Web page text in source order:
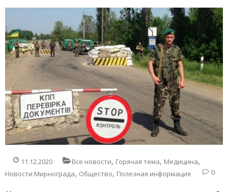
11.12.2020 Все новости, Горячая тема, Медицина,
Новости Мирнограда, Общество, Полезная информация 0